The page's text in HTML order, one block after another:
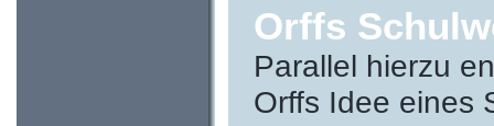
Orffs
Parallel hierzu
Orffs Idee eines